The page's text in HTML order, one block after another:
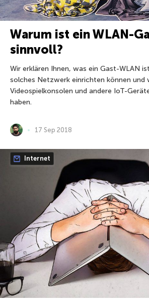
Warum ist ein WLAN-
sinnvoll?
Wir erklären Ihnen, was ein Gast-WLAN
solches Netzwerk einrichten können und
Videospielkonsolen und andere IoT-
haben.
17 Sep 2018
Internet